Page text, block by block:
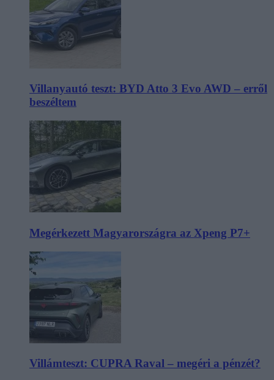
Villanyautó teszt: BYD Atto 3 Evo AWD – erről
beszéltem
Megérkezett Magyarországra az Xpeng P7+
Villámteszt: CUPRA Raval – megéri a pénzét?